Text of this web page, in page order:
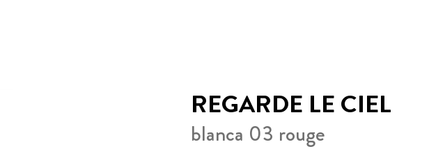
REGARDE LE CIEL
blanca 03 rouge